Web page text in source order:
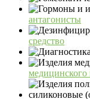
антагонисты
средство
медицинского